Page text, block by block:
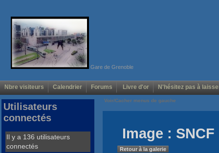
Gare de Grenoble
Nbre visiteurs Calendrier Forums Livre d'or N'hésitez pas à
Voir/Cacher menus de gauche
Image :
Retour à la galerie
Utilisateurs
connectés
Il y a 136 utilisateurs
connectés